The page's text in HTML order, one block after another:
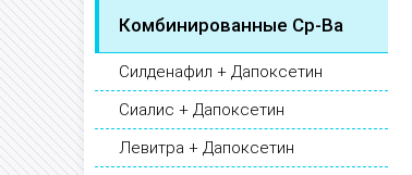
Комбинированные Ср-Ва
Силденафил + Дапоксетин
Сиалис + Дапоксетин
Левитра + Дапоксетин